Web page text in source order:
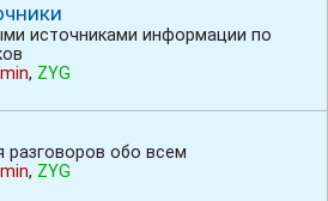
источниками информации по
, ZYG
разговоров обо всем
, ZYG